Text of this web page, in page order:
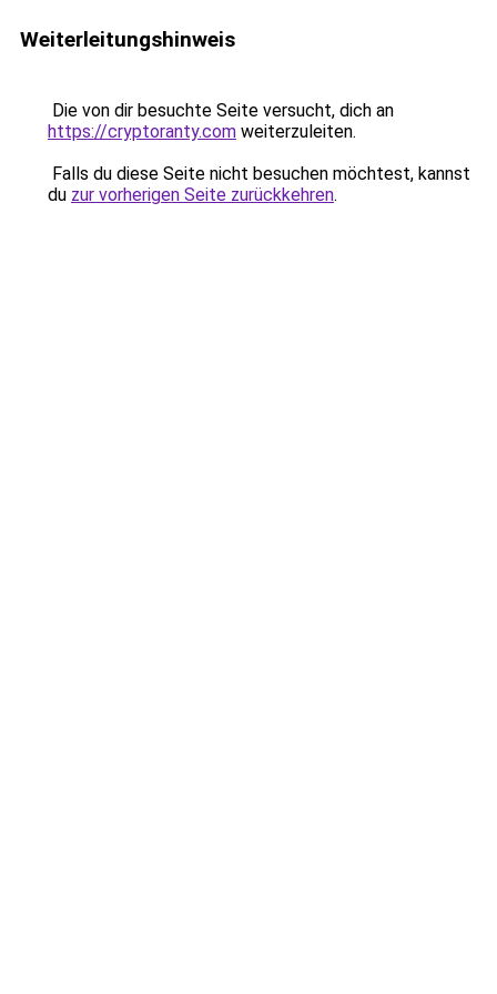
Weiterleitungshinweis
Die von dir besuchte Seite versucht, dich an
https://cryptoranty.com weiterzuleiten.
Falls du diese Seite nicht besuchen möchtest, kannst
du zur vorherigen Seite zurückkehren.